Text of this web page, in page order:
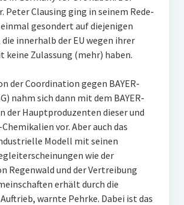
Peter Clausing ging in seinem Rede-
gesondert auf diejenigen
innerhalb der EU wegen ihrer
keine Zulassung (mehr) haben.
der Coordination gegen BAYER-
nahm sich dann mit dem BAYER-
der Hauptproduzenten dieser und
vor. Aber auch das
Modell mit seinen
wie der
Regenwald und der Vertreibung
erhält durch die
warnte Pehrke. Dabei ist das